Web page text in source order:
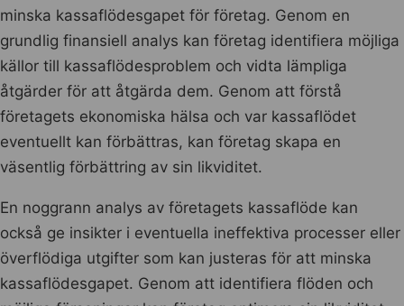
minska kassaflödesgapet för företag. Genom en
grundlig finansiell analys kan företag identifiera möjliga
källor till kassaflödesproblem och vidta lämpliga
åtgärder för att åtgärda dem. Genom att förstå
företagets ekonomiska hälsa och var kassaflödet
eventuellt kan förbättras, kan företag skapa en
väsentlig förbättring av sin likviditet.
En noggrann analys av företagets kassaflöde kan
också ge insikter i eventuella ineffektiva processer eller
överflödiga utgifter som kan justeras för att minska
kassaflödesgapet. Genom att identifiera flöden och